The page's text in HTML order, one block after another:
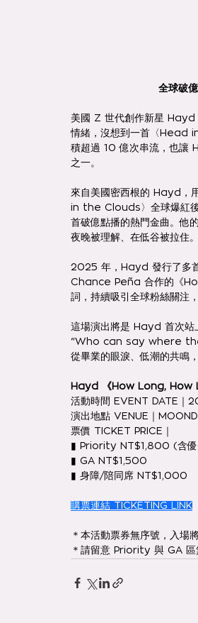
全球破
美國 Z 世代創作新星 Hayd
情緒，沒想到一首〈Head
積超過 10 億次串流，也讓
之一。
來自美國密西根的 Hayd，
in the Clouds〉全球爆紅
首破億點播的熱門金曲。他
夜晚被理解、在低谷被拉住
2025 年，Hayd 發行了多
Chance Peña 合作的《
詞，持續吸引全球粉絲關注
這場演出將是 Hayd 首次站
“Who can say where
從畢業的眼淚、低潮的共鳴
Hayd 《How Long,
活動時間 EVENT DATE
演出地點 VENUE｜
票價 TICKET PRICE｜
▮ Priority NT$1,800 (含優
▮ GA NT$1,500
▮ 身障/陪同席 NT$1,000
購票連結 TICKETING LINK
＊本活動票券無序號，入場
＊請留意 Priority 與 GA 區